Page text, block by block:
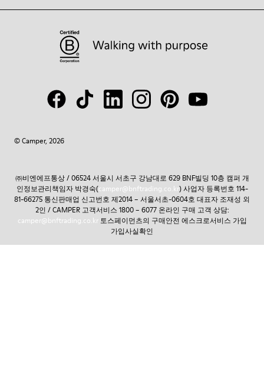
© Camper, 2026
㈜비엔에프통상 / 06524 서울시 서초구 강남대로 629 BNF빌딩 10층 캠퍼 개
인정보관리책임자 박경숙(camper@bnftrading.co.kr) 사업자 등록번호 114-
81-66275 통신판매업 신고번호 제2014 – 서울서초-0604호 대표자 조재성 외
2인 / CAMPER 고객서비스 1800 – 6077 온라인 구매 고객 상담:
camper@bnftrading.co.kr토스페이먼츠의 구매안전 에스크로서비스 가입
가입사실확인